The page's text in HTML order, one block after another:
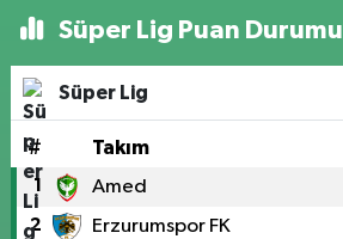
Süper Lig Puan Durumu
Süper Lig
# Takım
1 Amed
2 Erzurumspor FK